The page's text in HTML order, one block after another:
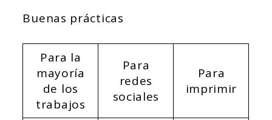
Buenas prácticas
Para la
mayoría
de los
trabajos
Para
redes
sociales
Para
imprimir